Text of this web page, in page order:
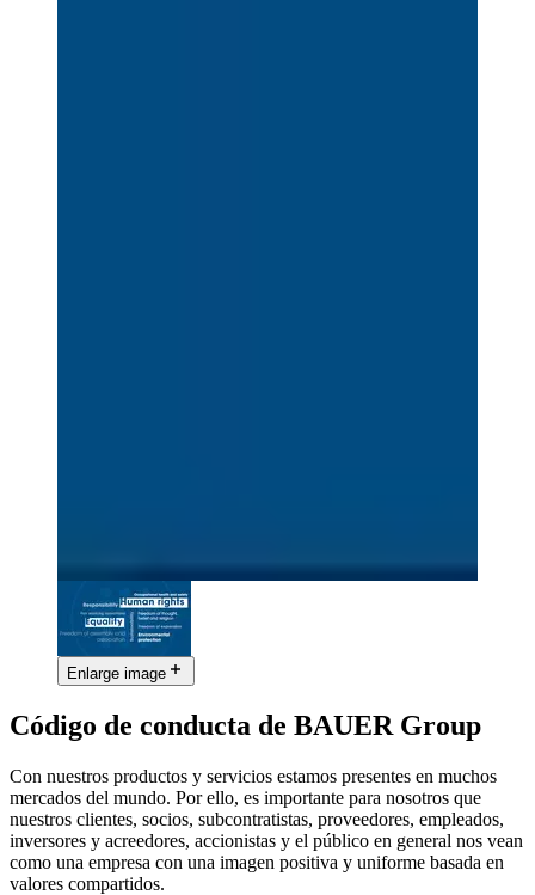
Enlarge image
Código de conducta de BAUER Group
Con nuestros productos y servicios estamos presentes en muchos
mercados del mundo. Por ello, es importante para nosotros que
nuestros clientes, socios, subcontratistas, proveedores, empleados,
inversores y acreedores, accionistas y el público en general nos vean
como una empresa con una imagen positiva y uniforme basada en
valores compartidos.